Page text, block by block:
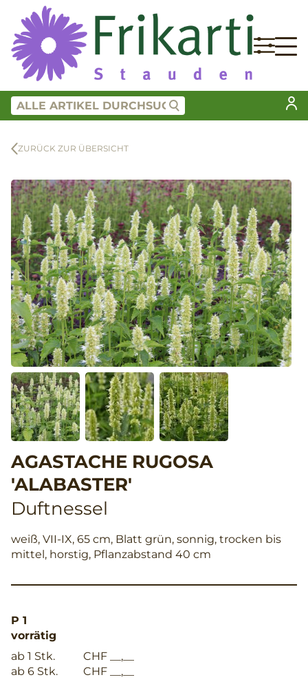
ZURÜCK ZUR ÜBERSICHT
AGASTACHE RUGOSA
'ALABASTER'
Duftnessel
weiß, VII-IX, 65 cm, Blatt grün, sonnig, trocken bis
mittel, horstig, Pflanzabstand 40 cm
P 1
vorrätig
ab 1 Stk.
CHF __,__
ab 6 Stk.
CHF __,__